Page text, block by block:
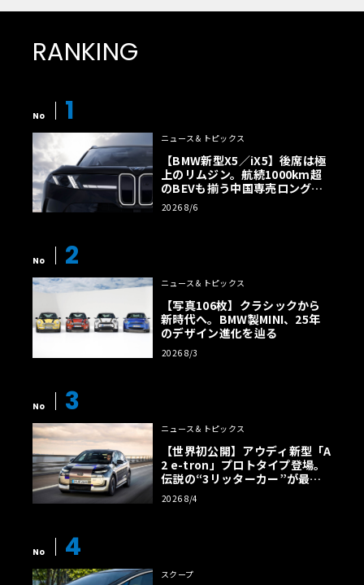
RANKING
No 1
ニュース＆トピックス
【BMW新型X5／iX5】後席は極
上のリムジン。航続1000km超
のBEVも揃う中国専売ロング仕
様の全貌
2026 8/6
No 2
ニュース＆トピックス
【写真106枚】クラシックから
新時代へ。BMW製MINI、25年
のデザイン進化を辿る
2026 8/3
No 3
ニュース＆トピックス
【世界初公開】アウディ新型「A
2 e-tron」プロトタイプ登場。
伝説の“3リッターカー”が最高
効率エントリーBEVとして復活
【画像38枚】
2026 8/4
No 4
スクープ